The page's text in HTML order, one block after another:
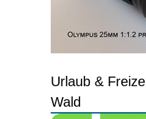
Urlaub &
Wald